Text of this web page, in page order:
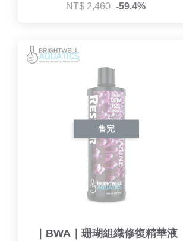
NT$ 2,460 -59.4%
售完
｜BWA｜珊瑚組織修復精華液